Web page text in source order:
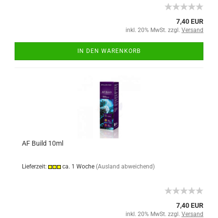
7,40 EUR
inkl. 20% MwSt. zzgl. Versand
IN DEN WARENKORB
AF Build 10ml
Lieferzeit: ca. 1 Woche (Ausland abweichend)
7,40 EUR
inkl. 20% MwSt. zzgl. Versand